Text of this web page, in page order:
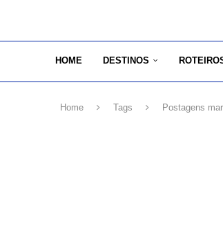
HOME DESTINOS
Home Tags Postagens